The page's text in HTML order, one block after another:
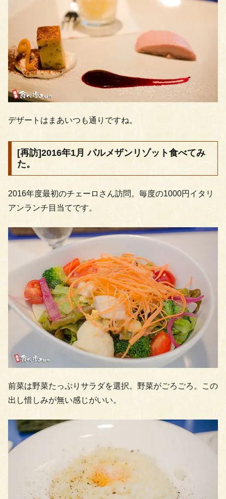
デザートはまあいつも通りですね。
[再訪]2016年1月 パルメザンリゾット食べてみ
た。
2016年度最初のチェーロさん訪問。毎度の1000円イタリ
アンランチ目当てです。
前菜は野菜たっぷりサラダを選択。野菜がごろごろ。この
出し惜しみが無い感じがいい。